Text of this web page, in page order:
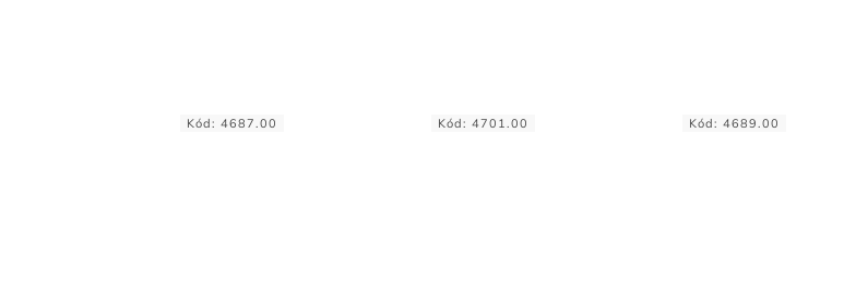
Kód: 4687.00 Kód: 4701.00 Kód: 4689.00